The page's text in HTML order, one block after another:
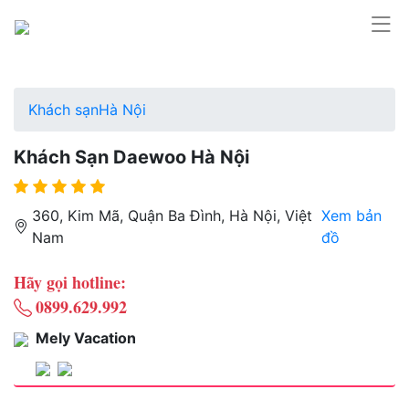
Khách sạnHà Nội
Khách Sạn Daewoo Hà Nội
360, Kim Mã, Quận Ba Đình, Hà Nội, Việt
Nam
Xem bản
đồ
Hãy gọi hotline:
0899.629.992
Mely Vacation